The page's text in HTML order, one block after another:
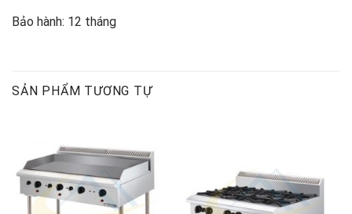
Bảo hành: 12 tháng
SẢN PHẨM TƯƠNG TỰ